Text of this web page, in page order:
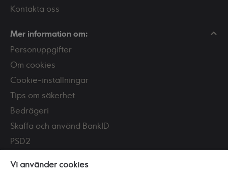
Kontakta oss
Mer information om:
Personuppgifter
Om cookies
Cookie-inställningar
Tips om säkerhet
Bedrägeri
Skaffa och använd BankID
PSD2
Vi använder cookies